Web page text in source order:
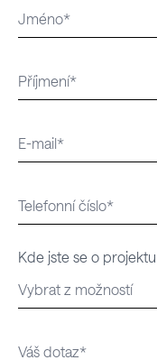
Kde jste se o